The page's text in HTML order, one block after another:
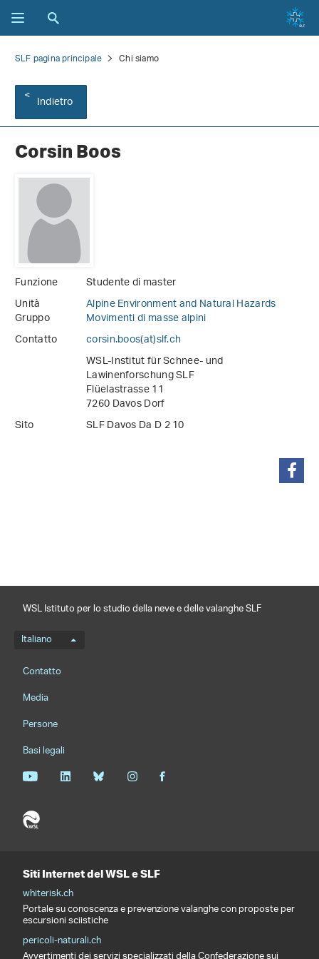
SLF pagina principale Chi siamo
Indietro
Corsin Boos
Funzione
Studente di master
Unità
Alpine Environment and Natural Hazards
Gruppo
Movimenti di masse alpini
Contatto
corsin.boos(at)slf.ch
WSL-Institut für Schnee- und
Lawinenforschung SLF
Flüelastrasse 11
7260 Davos Dorf
Sito
SLF Davos Da D 2 10
WSL Istituto per lo studio della neve e delle valanghe SLF
Menu della lingua
Italiano
Footernavigation
Contatto
Media
Persone
Basi legali
Siti Internet del WSL e SLF
whiterisk.ch
Portale su conoscenza e prevenzione valanghe con proposte per
escursioni sciistiche
pericoli-naturali.ch